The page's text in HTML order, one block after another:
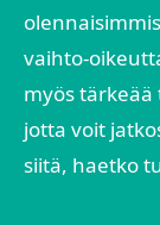
vaihto-
myös
jotta voit
siitä, haetko